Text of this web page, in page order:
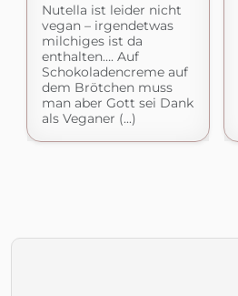
Nutella ist leider nicht
vegan – irgendetwas
milchiges ist da
enthalten…. Auf
Schokoladencreme auf
dem Brötchen muss
man aber Gott sei Dank
als Veganer (...)